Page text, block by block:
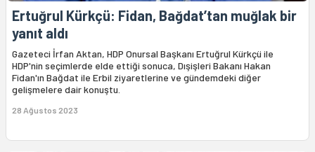
Ertuğrul Kürkçü: Fidan, Bağdat’tan muğlak bir
yanıt aldı
Gazeteci İrfan Aktan, HDP Onursal Başkanı Ertuğrul Kürkçü ile
HDP'nin seçimlerde elde ettiği sonuca, Dışişleri Bakanı Hakan
Fidan'ın Bağdat ile Erbil ziyaretlerine ve gündemdeki diğer
gelişmelere dair konuştu.
28 Ağustos 2023